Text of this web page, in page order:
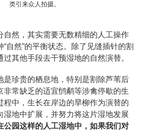
类引来众人拍摄。
自然，其实需要无数精细的人工操作
自然”的平衡状态。除了见缝插针的割
其他手段去干预湿地的自然演替。
是珍贵的栖息地，特别是割除芦苇后
非常缺乏的适宜鸻鹬等涉禽停歇的生
程中，生长在岸边的旱柳作为演替的
湿地中扩展，并努力将这片湿地发展
公园这样的人工湿地中，如果我们对